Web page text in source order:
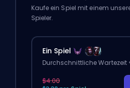
Kaufe ein Spiel mit einem
Spieler.
Ein Spiel
Durchschnittliche Wartezeit
$4.00